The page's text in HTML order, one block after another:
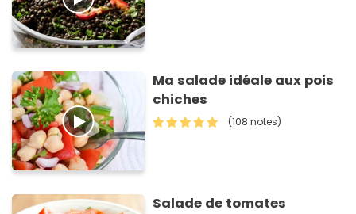
Ma salade idéale aux pois
chiches
(108 notes)
Salade de tomates